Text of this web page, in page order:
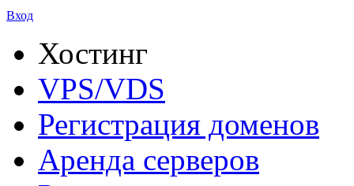
Вход
Хостинг
VPS/VDS
Регистрация доменов
Аренда серверов